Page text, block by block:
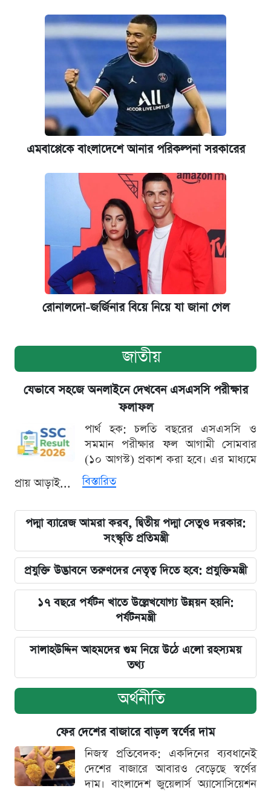
এমবাপ্পেকে বাংলাদেশে আনার পরিকল্পনা সরকারের
রোনালদো-জর্জিনার বিয়ে নিয়ে যা জানা গেল
জাতীয়
যেভাবে সহজে অনলাইনে দেখবেন এসএসসি পরীক্ষার
ফলাফল
পার্থ হক: চলতি বছরের এসএসসি ও
সমমান পরীক্ষার ফল আগামী সোমবার
(১০ আগস্ট) প্রকাশ করা হবে। এর মাধ্যমে
প্রায় আড়াই...
বিস্তারিত
পদ্মা ব্যারেজ আমরা করব, দ্বিতীয় পদ্মা সেতুও দরকার:
সংস্কৃতি প্রতিমন্ত্রী
প্রযুক্তি উদ্ভাবনে তরুণদের নেতৃত্ব দিতে হবে: প্রযুক্তিমন্ত্রী
১৭ বছরে পর্যটন খাতে উল্লেখযোগ্য উন্নয়ন হয়নি:
পর্যটনমন্ত্রী
সালাহউদ্দিন আহমদের গুম নিয়ে উঠে এলো রহস্যময়
তথ্য
অর্থনীতি
ফের দেশের বাজারে বাড়ল স্বর্ণের দাম
নিজস্ব প্রতিবেদক: একদিনের ব্যবধানেই
দেশের বাজারে আবারও বেড়েছে স্বর্ণের
দাম। বাংলাদেশ জুয়েলার্স অ্যাসোসিয়েশন